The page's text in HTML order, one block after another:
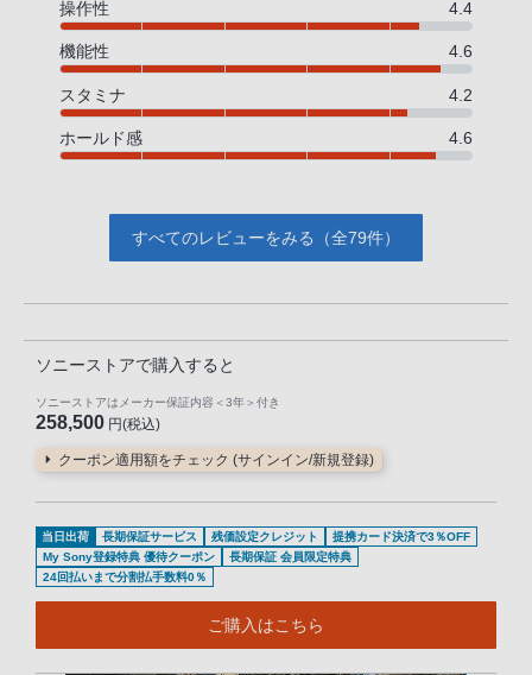
操作性 4.4
機能性 4.6
スタミナ 4.2
ホールド感 4.6
すべてのレビューをみる（全79件）
ソニーストアで購入すると
ソニーストアはメーカー保証内容 ＜3年＞ 付き
258,500 円(税込)
クーポン適用額をチェック (サインイン/新規登録)
当日出荷 長期保証サービス 残価設定クレジット
提携カード決済で3％OFF
My Sony登録特典 優待クーポン
長期保証 会員限定特典
24回払いまで分割払手数料0％
ご購入はこちら